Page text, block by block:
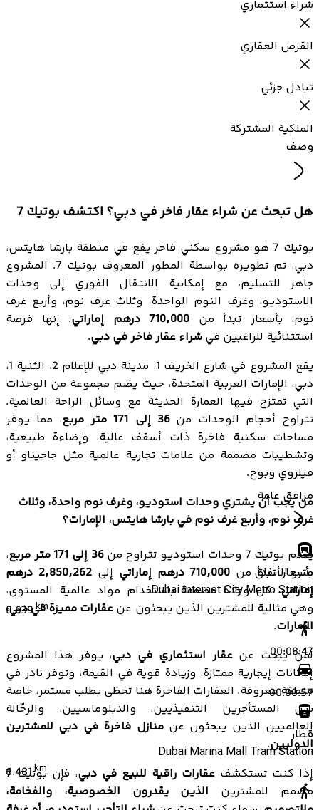
شراء استثماري
القرض العقاري
تبادل جزئي
الملكية المشتركة
وصف
هل تبحث عن شراء عقار فاخر في دبي؟ اكتشف بوتيك 7
بوتيك 7 هو مشروع سكني فاخر يقع في منطقة بارشا هايتس،
دبي، تم تطويره بواسطة المطور المعروف بوتيك 7. المشروع
جاهز للتسليم، مع إمكانية الانتقال الفوري إلى وحدات
الاستوديو، وغرف النوم الواحدة، وثلاث غرف نوم، وأربع غرف
نوم، بأسعار تبدأ من 710,000 درهم إماراتي
. إنها فرصة
استثنائية للراغبين في شراء عقار فاخر في دبي.
يقع المشروع في شارع الخريف 1، مدينة دبي للإعلام 2، الثنية 1،
دبي، الإمارات العربية المتحدة، حيث يضم مجموعة من الوحدات
التي تمتزج فيها العمارة الحديثة مع وسائل الراحة العالمية.
تتراوح أحجام الوحدات من36 إلى 171 متر مربع
، مما يوفر
مساحات سكنية فاخرة ذات أسقف عالية، وإضاءة طبيعية،
وتشطيبات مصممة من علامات تجارية عالمية مثل جاجيناو أو
فيلروي وبوخ.
من يجب أن يشتري وحدات استوديو، وغرف نوم واحدة، وثلاث
غرف نوم، وأربع غرف نوم في بارشا هايتس، الإمارات؟
يقدم بوتيك 7 وحدات استوديو تتراوح من
36 إلى 171 متر مربع
،
بأسعار تبدأ من 710,000 درهم إماراتي إلى
2,850,262 درهم
إماراتي. كل وحدة مصممة باستخدام مواد عالمية المستوى،
وهي مثالية للمشترين الذين يبحثون عن عقارات مميزة في دبي،
الإمارات.
لمن يبحث عنعقار استثماري في دبي، يوفر هذا المشروع
إمكانات إيجارية ممتازة، وزيادة قوية في القيمة، وتوفر نادر في
منطقة معروفة. العقارات الفاخرة هنا تحظى بطلب مستمر، خاصة
بين المستأجرين التنفيذيين، والدبلوماسيين، والرحّالة
العالميين الذين يبحثون عنمنازل فاخرة في دبي للمشترين
الدوليين.
إذا كنت تستكشف عقارات راقية للبيع في دبي
، فإن بوتيك 7
مصمم للمشترين الذين يقدرون الخصوصية، والفخامة،
مرافق عامة
مترو الأنفاق
Dubai Internet City Metro Station
0.639km
00:08:47
00:00:57
قطار
Dubai Marina Mall Tram Station
6.481km